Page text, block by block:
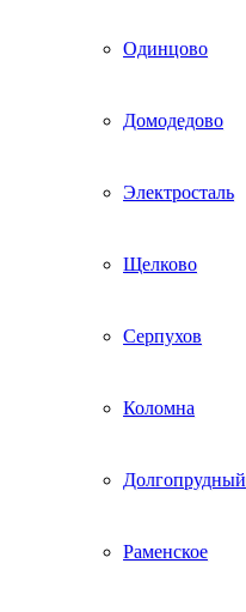
Одинцово
Домодедово
Электросталь
Щелково
Серпухов
Коломна
Долгопрудный
Раменское